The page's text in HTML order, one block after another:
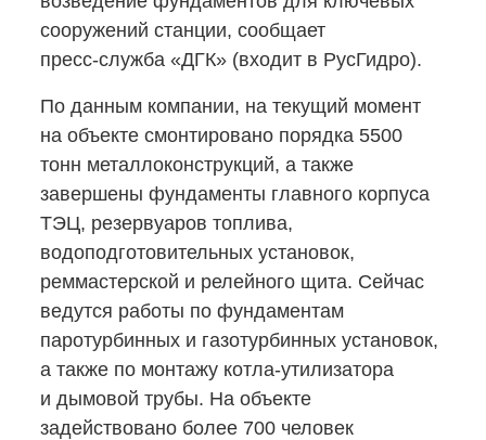
сооружений станции, сообщает
пресс-служба «ДГК» (входит в РусГидро).
По данным компании, на текущий момент
на объекте смонтировано порядка 5500
тонн металлоконструкций, а также
завершены фундаменты главного корпуса
ТЭЦ, резервуаров топлива,
водоподготовительных установок,
реммастерской и релейного щита. Сейчас
ведутся работы по фундаментам
паротурбинных и газотурбинных установок,
а также по монтажу котла-утилизатора
и дымовой трубы. На объекте
задействовано более 700 человек